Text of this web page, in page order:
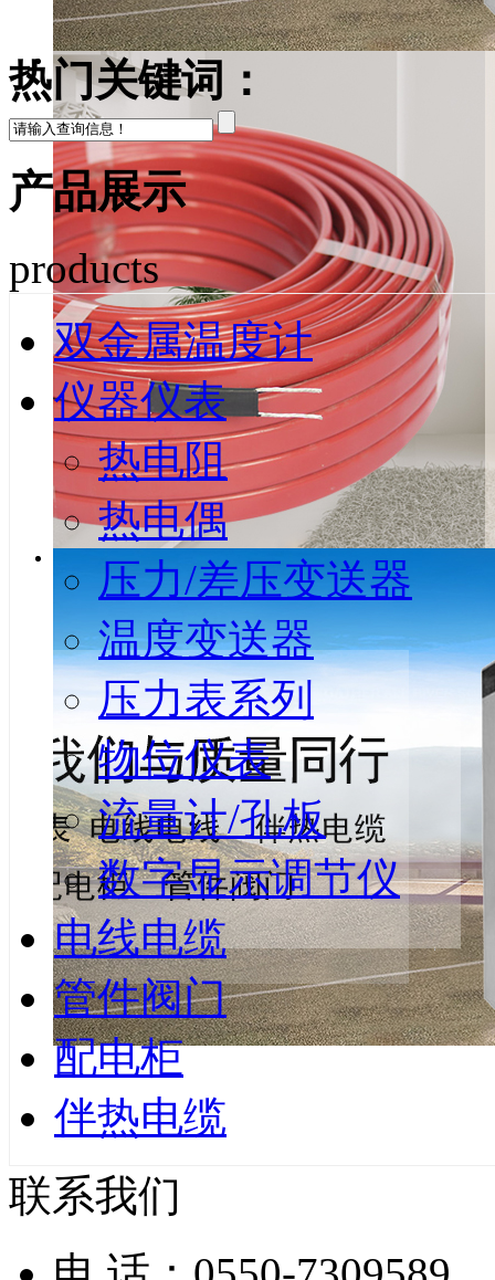
热门关键词：
产品展示
products
双金属温度计
仪器仪表
热电阻
热电偶
压力/差压变送器
温度变送器
压力表系列
物位仪表
流量计/孔板
数字显示调节仪
电线电缆
管件阀门
配电柜
伴热电缆
联系我们